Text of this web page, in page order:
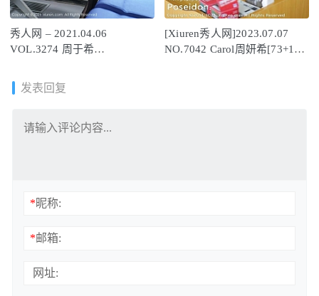
秀人网 – 2021.04.06
VOL.3274 周于希
[Xiuren秀人网]2023.07.07
NO.7042 Carol周妍希[73+1P
发表回复
*昵称:
*邮箱:
网址: